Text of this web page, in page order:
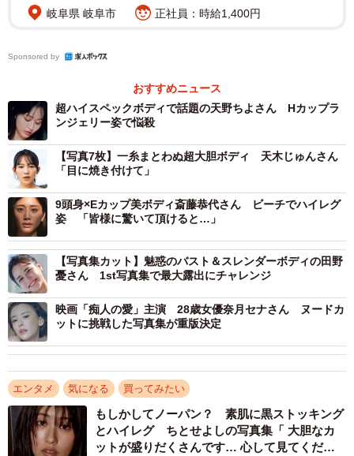
岐阜県 岐阜市
正社員：時給1,400円
Sponsored by
おすすめニュース
超ハイスペックボディで話題の天野ちよさん Hカップラ
ンジェリー姿で悩殺
【写真7枚】一糸まとわぬ超大胆ボディ 天木じゅんさん
「目に焼き付けて」
9頭身×Eカップ美ボディ斎藤恭代さん ビーチでハイレグ
姿 「皆様に驚いて頂けると…」
【写真集カット】魅惑のバスト＆スレンダーボディの田野
憂さん 1st写真集で最大露出にチャレンジ
映画「痴人の愛」主演 28歳女優奈月セナさん ヌードカ
ットに挑戦した写真集が重版決定
エンタメ 気になる 買ってみたい
もしかしてノーパン？ 素肌に黒ストッキング
とハイレグ ちとせよしの写真集「 大胆なカ
ットが盛りだくさんです… 心して見てくださ